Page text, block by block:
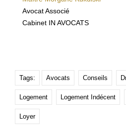
Avocat Associé
Cabinet IN AVOCATS
Tags: Avocats Conseils
Logement Logement Indécent
Loyer